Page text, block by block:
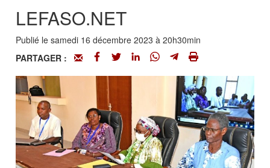
LEFASO.NET
Publié le samedi 16 décembre 2023 à 20h30min
PARTAGER :